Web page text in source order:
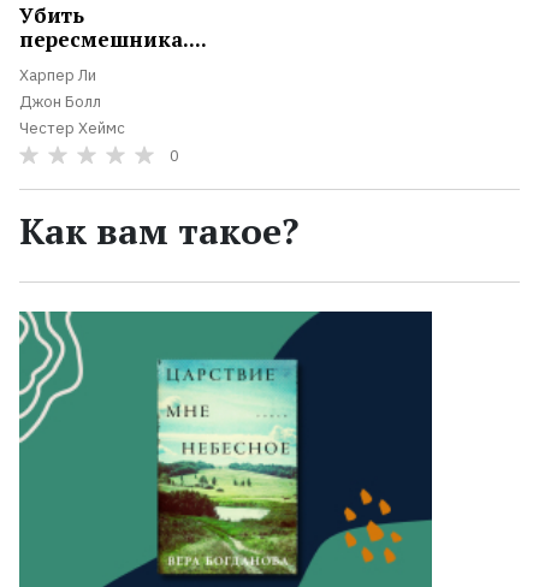
Убить
пересмешника....
Харпер Ли
Джон Болл
Честер Хеймс
0
Как вам такое?